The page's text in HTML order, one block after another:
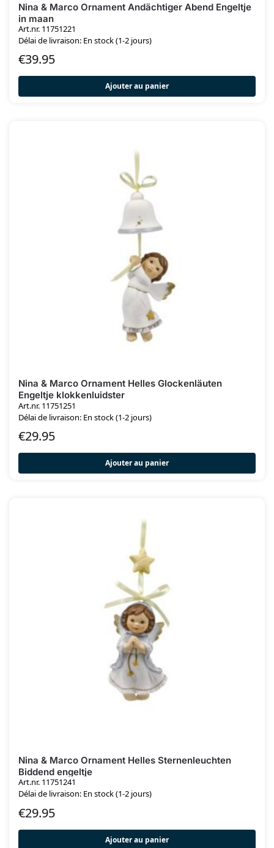
Nina & Marco Ornament Andächtiger Abend Engeltje
in maan
Art.nr. 11751221
Délai de livraison: En stock (1-2 jours)
€39.95
Ajouter au panier
Nina & Marco Ornament Helles Glockenläuten
Engeltje klokkenluidster
Art.nr. 11751251
Délai de livraison: En stock (1-2 jours)
€29.95
Ajouter au panier
Nina & Marco Ornament Helles Sternenleuchten
Biddend engeltje
Art.nr. 11751241
Délai de livraison: En stock (1-2 jours)
€29.95
Ajouter au panier